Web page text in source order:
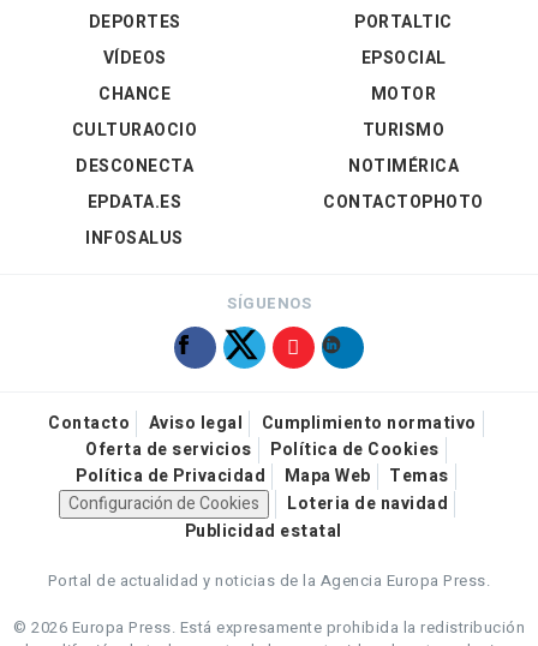
DEPORTES
VÍDEOS
PORTALTIC
EPSOCIAL
CHANCE
CULTURAOCIO
DESCONECTA
EPDATA.ES
INFOSALUS
MOTOR
TURISMO
NOTIMÉRICA
CONTACTOPHOTO
SÍGUENOS
Contacto Aviso legal
Cumplimiento normativo
Oferta de servicios
Política de Cookies
Política de Privacidad
Mapa Web
Temas
Configuración de Cookies
Loteria de navidad
Publicidad estatal
Portal de actualidad y noticias de la Agencia Europa Press.
© 2026 Europa Press. Está expresamente prohibida la redistribución